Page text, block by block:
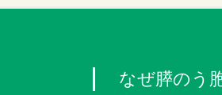
なぜ膵のう